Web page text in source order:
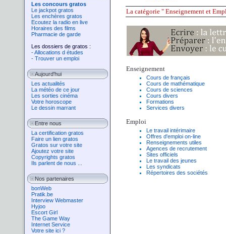
Les concours gratos
Le jackpot gratos
Les enchères gratos
Ecoutez la radio en live
Horaires des films
Pharmacie de garde
Les dossiers de gratos :
- Allocations d études
- Trouver un emploi
Aujourd'hui
Les actualités
La météo de ce jour
Les sorties cinéma
Votre horoscope
Le dessin marrant
Entre nous
La certification gratos
Faire un lien gratos
Gratos sur votre site
Ajoutez votre site
Copyrights gratos
Ils parlent de nous ...
Nos partenaires
bonWeb
Pratik.be
Interview Webmaster
Hyjoo
Escort Girl
The Game Way
Internet Service
Votre site ici ?
La catégorie" Enseignement et
Enseignement
Cours de français
Cours de mathématique
Cours de sciences
Cours divers
Formations
Services divers
Emploi
Le travail intérimaire
Offres d'emploi on-line
Renseignements utiles
Agences de recrutement
Sites officiels
Le travail des jeunes
Les syndicats
Répertoires des sociétés